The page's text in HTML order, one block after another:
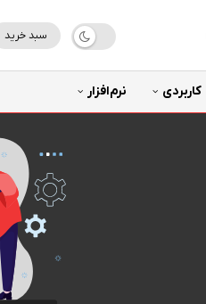
سبد خرید
کاربردی نرم‌افزار